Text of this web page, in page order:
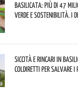
Basilicata: più di 47
verde e sostenibilità. I
Siccità e rincari in
Coldiretti per salvare i